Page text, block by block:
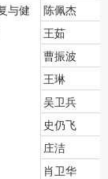
与健
陈佩杰
王茹
曹振波
王琳
吴卫兵
史仍飞
庄洁
肖卫华